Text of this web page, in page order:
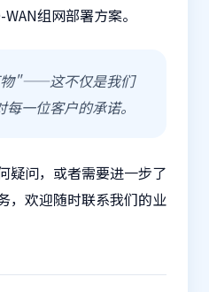
组网部署方案。
物"——这不仅是我们
一位客户的承诺。
疑问，或者需要进一步了
，欢迎随时联系我们的业